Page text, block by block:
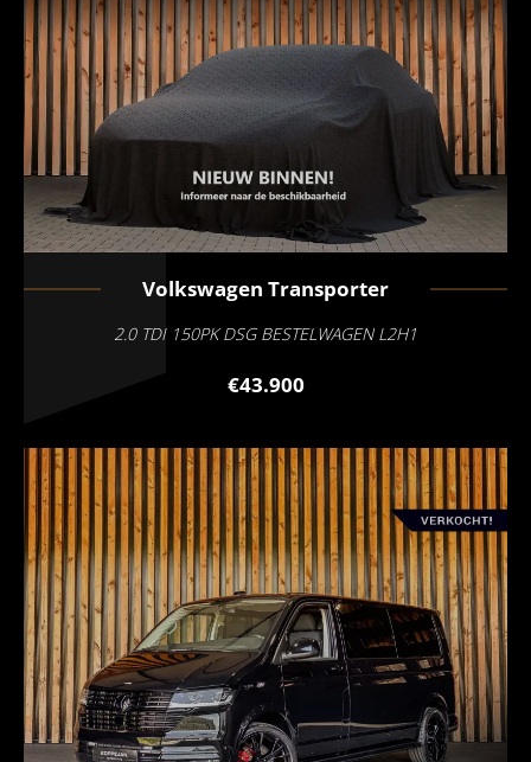
Volkswagen Transporter
2.0 TDI 150PK DSG BESTELWAGEN L2H1
€43.900